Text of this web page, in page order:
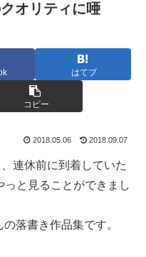
オリティに唖
はてブ
コピー
2018.05.06 2018.09.07
連休前に到着していた
っと見ることができまし
の落書き作品集です。